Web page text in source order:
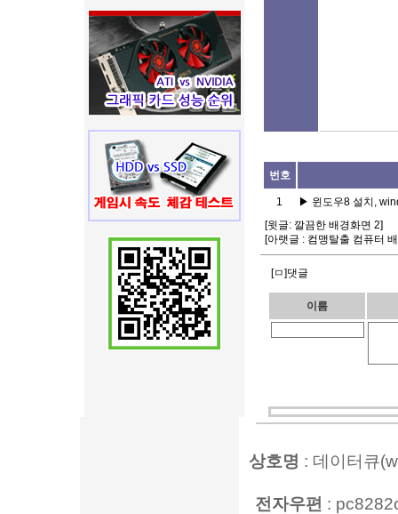
번호
1 ▶ 윈도우8 설치,
[윗글: 깔끔한 배경화면 2]
[아랫글 : 컴맹탈출 컴퓨터
[ㅁ]댓글
이름
상호명 : 데이터큐
전자우편 :